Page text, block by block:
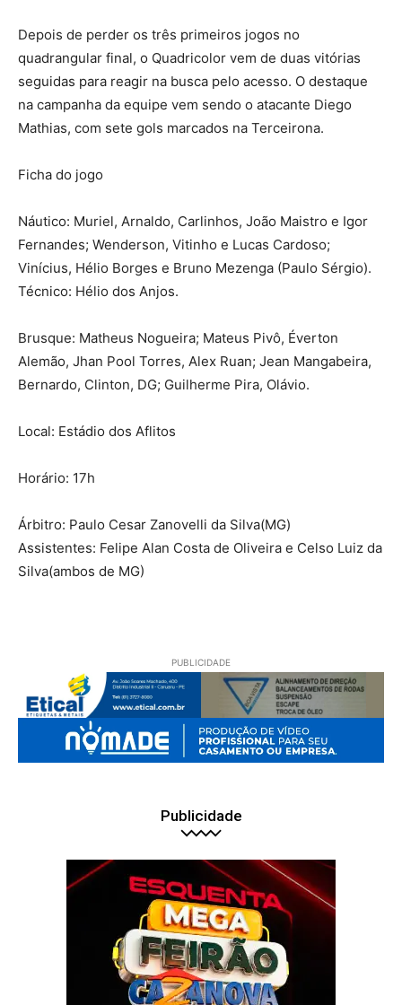
Depois de perder os três primeiros jogos no
quadrangular final, o Quadricolor vem de duas vitórias
seguidas para reagir na busca pelo acesso. O destaque
na campanha da equipe vem sendo o atacante Diego
Mathias, com sete gols marcados na Terceirona.
Ficha do jogo
Náutico: Muriel, Arnaldo, Carlinhos, João Maistro e Igor
Fernandes; Wenderson, Vitinho e Lucas Cardoso;
Vinícius, Hélio Borges e Bruno Mezenga (Paulo Sérgio).
Técnico: Hélio dos Anjos.
Brusque: Matheus Nogueira; Mateus Pivô, Éverton
Alemão, Jhan Pool Torres, Alex Ruan; Jean Mangabeira,
Bernardo, Clinton, DG; Guilherme Pira, Olávio.
Local: Estádio dos Aflitos
Horário: 17h
Árbitro: Paulo Cesar Zanovelli da Silva(MG)
Assistentes: Felipe Alan Costa de Oliveira e Celso Luiz da
Silva(ambos de MG)
PUBLICIDADE
Publicidade